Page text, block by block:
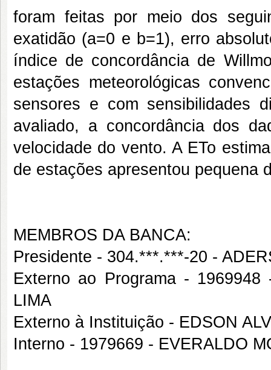
foram feitas por meio dos
exatidão (a=0 e b=1), erro
índice de concordância de
estações meteorológicas
sensores e com sensibilidades
avaliado, a concordância dos
velocidade do vento. A ETo
de estações apresentou pequena
MEMBROS DA BANCA:
Presidente - 304.***.***-20 -
Externo ao Programa -
LIMA
Externo à Instituição - EDSON
Interno - 1979669 - EVERALDO